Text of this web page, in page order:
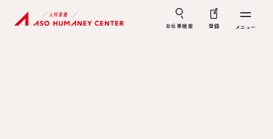
お仕事検索 登録